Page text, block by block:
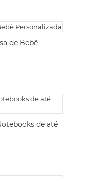
de Bebê
de até